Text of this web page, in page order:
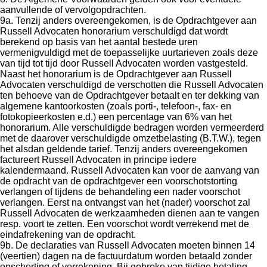
aanvullende of vervolgopdrachten.
9a. Tenzij anders overeengekomen, is de Opdrachtgever aan
Russell Advocaten honorarium verschuldigd dat wordt
berekend op basis van het aantal bestede uren
vermenigvuldigd met de toepasselijke uurtarieven zoals deze
van tijd tot tijd door Russell Advocaten worden vastgesteld.
Naast het honorarium is de Opdrachtgever aan Russell
Advocaten verschuldigd de verschotten die Russell Advocaten
ten behoeve van de Opdrachtgever betaalt en ter dekking van
algemene kantoorkosten (zoals porti-, telefoon-, fax- en
fotokopieerkosten e.d.) een percentage van 6% van het
honorarium. Alle verschuldigde bedragen worden vermeerderd
met de daarover verschuldigde omzetbelasting (B.T.W.), tegen
het alsdan geldende tarief. Tenzij anders overeengekomen
factureert Russell Advocaten in principe iedere
kalendermaand. Russell Advocaten kan voor de aanvang van
de opdracht van de opdrachtgever een voorschotstorting
verlangen of tijdens de behandeling een nader voorschot
verlangen. Eerst na ontvangst van het (nader) voorschot zal
Russell Advocaten de werkzaamheden dienen aan te vangen
resp. voort te zetten. Een voorschot wordt verrekend met de
eindafrekening van de opdracht.
9b. De declaraties van Russell Advocaten moeten binnen 14
(veertien) dagen na de factuurdatum worden betaald zonder